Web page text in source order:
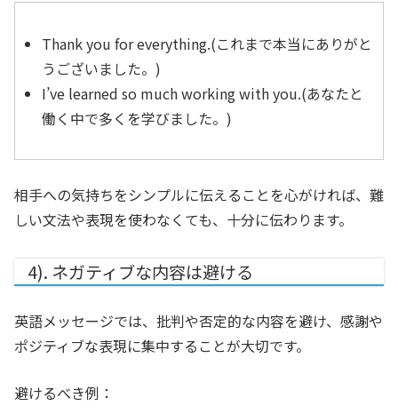
Thank you for everything.(これまで本当にありがと
うございました。)
I’ve learned so much working with you.(あなたと
働く中で多くを学びました。)
相手への気持ちをシンプルに伝えることを心がければ、難
しい文法や表現を使わなくても、十分に伝わります。
4). ネガティブな内容は避ける
英語メッセージでは、批判や否定的な内容を避け、感謝や
ポジティブな表現に集中することが大切です。
避けるべき例：